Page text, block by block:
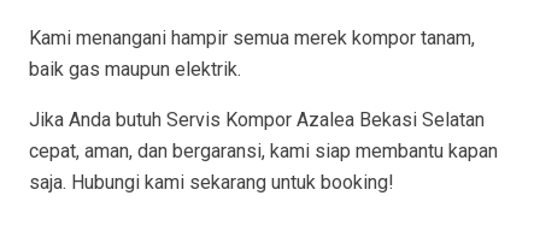
Kami menangani hampir semua merek kompor tanam,
baik gas maupun elektrik.
Jika Anda butuh Servis Kompor Azalea Bekasi Selatan
cepat, aman, dan bergaransi, kami siap membantu kapan
saja. Hubungi kami sekarang untuk booking!